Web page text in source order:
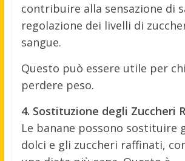
contribuire alla sensazione di
regolazione dei livelli di
sangue.
Questo può essere utile per
perdere peso.
4. Sostituzione degli Zuccheri
Le banane possono sostituire
dolci e gli zuccheri raffinati,